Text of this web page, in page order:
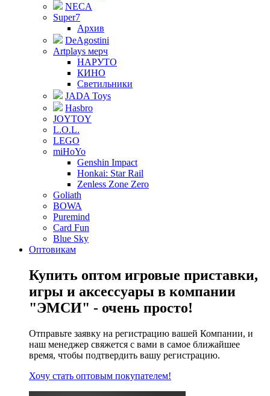
NECA
Super7
Архив
DeAgostini
Artplays мерч
НАРУТО
КИНО
Светильники
JADA Toys
Hasbro
JOYTOY
L.O.L.
LEGO
miHoYo
Genshin Impact
Honkai: Star Rail
Zenless Zone Zero
Goliath
BOWA
Puremind
Card Fun
Blue Sky
Оптовикам
Купить оптом игровые приставки,
игры и аксессуары в компании
"ЭМСИ" - очень просто!
Отправьте заявку на регистрацию вашей Компании, и
наш менеджер свяжется с вами в самое ближайшее
время, чтобы подтвердить вашу регистрацию.
Хочу стать оптовым покупателем!